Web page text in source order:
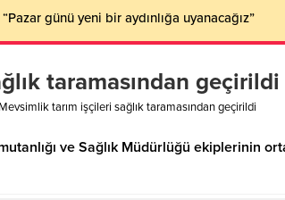
günü yeni bir aydınlığa uyanacağız”
taramasından geçirildi
Mevsimlik tarım işçileri sağlık taramasından geçirildi
ve Sağlık Müdürlüğü ekiplerinin